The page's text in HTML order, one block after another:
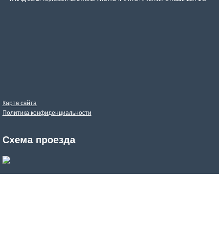
Карта сайта
Политика конфиденциальности
Схема проезда